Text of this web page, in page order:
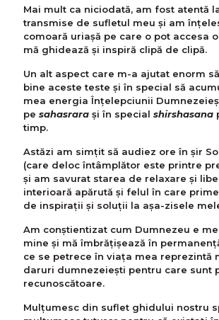
Mai mult ca niciodată, am fost atentă
transmise de sufletul meu și am
comoară uriașă pe care o pot accesa
mă ghidează și inspiră clipă de clipă.
Un alt aspect care m-a ajutat enorm
bine aceste teste și în special să
mea energia Înţelepciunii
pe sahasrara și în special shirshasana
timp.
Astăzi am simțit să audiez ore în șir
(care deloc întâmplător este printre
și am savurat starea de relaxare şi
interioară apărută și felul în care
de inspirații și soluții la aşa-zisele
Am conștientizat cum Dumnezeu e
mine și mă îmbrățișează în
ce se petrece în viaţa mea reprezintă
daruri dumnezeieşti pentru care sunt
recunoscătoare.
Mulţumesc din suflet ghidului nostru